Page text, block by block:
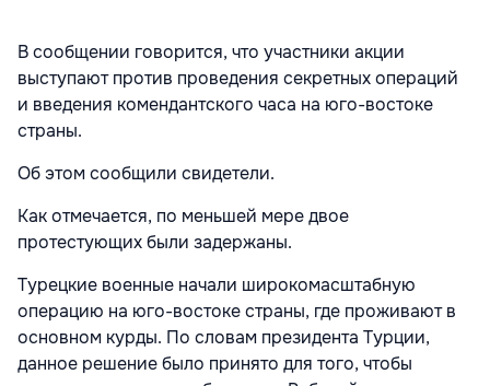
В сообщении говорится, что участники акции
выступают против проведения секретных операций
и введения комендантского часа на юго-востоке
страны.
Об этом сообщили свидетели.
Как отмечается, по меньшей мере двое
протестующих были задержаны.
Турецкие военные начали широкомасштабную
операцию на юго-востоке страны, где проживают в
основном курды. По словам президента Турции,
данное решение было принято для того, чтобы